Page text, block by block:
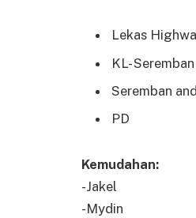
Lekas
KL- Seremban
Seremban
PD
Kemudahan:
-Jakel
-Mydin